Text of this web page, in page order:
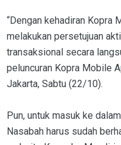
“Dengan kehadiran Kopra
melakukan persetujuan
transaksional secara
peluncuran Kopra Mobile
Jakarta, Sabtu (22/10).
Pun, untuk masuk ke
Nasabah harus sudah